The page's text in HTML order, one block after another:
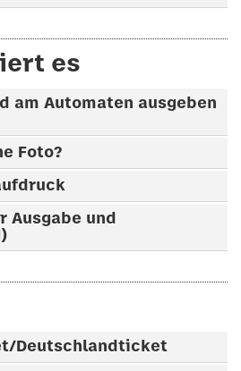
es
am Automaten ausgeben
Foto?
Ausgabe und
Deutschlandticket